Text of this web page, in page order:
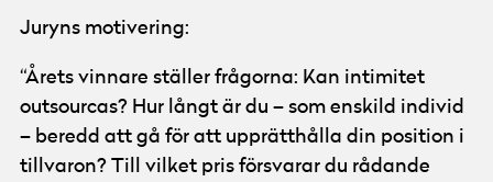
Juryns motivering:
“Årets vinnare ställer frågorna: Kan intimitet
outsourcas? Hur långt är du – som enskild individ
– beredd att gå för att upprätthålla din position i
tillvaron? Till vilket pris försvarar du rådande